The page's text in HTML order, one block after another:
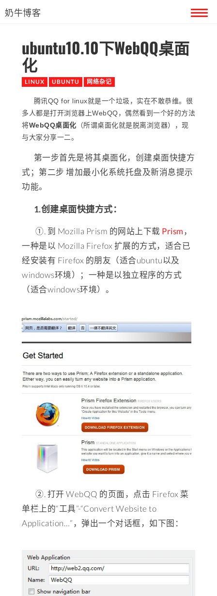
奶牛博客
首页
关于奶牛
ubuntu10.10下WebQQ桌面
化
LINUX UBUNTU 网络杂记
腾讯QQ for linux就是一个垃圾，实在不敢恭维。很
多人都是打开浏览器上WebQQ，偶然看到一个好的方法
将WebQQ桌面化 （所谓桌面化就是脱离浏览器），现
与大家分享一二。
第一步首先是将其桌面化，创建桌面快捷方
式；第二步 增加最小化系统托盘及新消息提示
功能。
1.创建桌面快捷方式：
①. 到 Mozilla Prism 的网站上下载 Prism ，
一种是以 Mozilla Firefox 扩展的方式，适合已
经安装有 Firefox 的朋友（适合ubuntu以及
windows环境）；一种是以独立程序的方式
（适合windows环境）。
②. 打开 WebQQ 的页面，点击 Firefox 菜
单栏上的“工具”-“Convert Website to
Application…”，弹出一个对话框，如下图：